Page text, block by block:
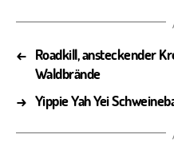
← Roadkill, ansteckender
Waldbrände
→ Yippie Yah Yei